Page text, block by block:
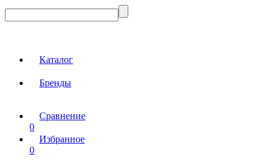
Каталог
Бренды
Сравнение
0
Избранное
0